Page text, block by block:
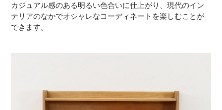
カジュアル感のある明るい色合いに仕上がり、現代のイン
テリアのなかでオシャレなコーディネートを楽しむことが
できます。